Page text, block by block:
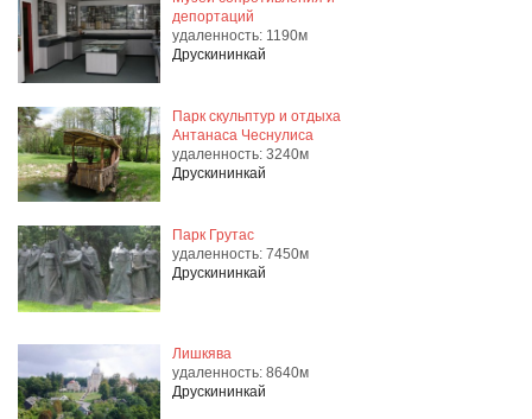
депортаций
удаленность: 1190м
Друскининкай
Парк скульптур и отдыха
Антанаса Чеснулиса
удаленность: 3240м
Друскининкай
Парк Грутас
удаленность: 7450м
Друскининкай
Лишкява
удаленность: 8640м
Друскининкай